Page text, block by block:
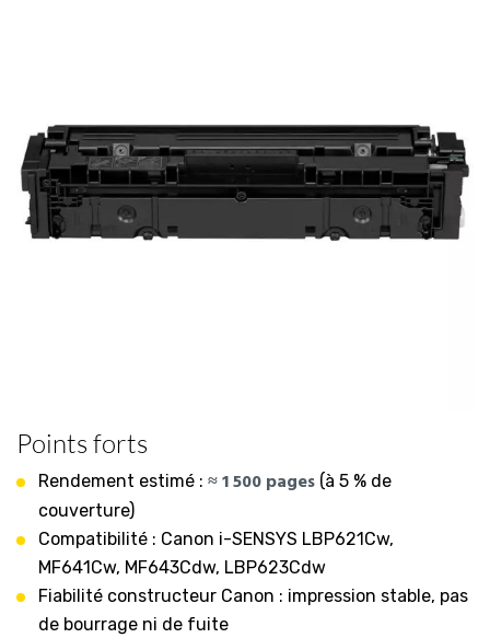
Points forts
Rendement estimé : ≈ 1 500 pages (à 5 % de
couverture)
Compatibilité : Canon i-SENSYS LBP621Cw,
MF641Cw, MF643Cdw, LBP623Cdw
Fiabilité constructeur Canon : impression stable, pas
de bourrage ni de fuite